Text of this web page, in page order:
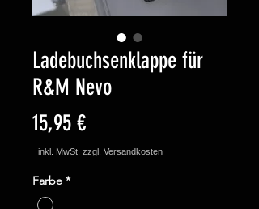
Ladebuchsenklappe für
R&M Nevo
15,95 €Preis
Farbe *